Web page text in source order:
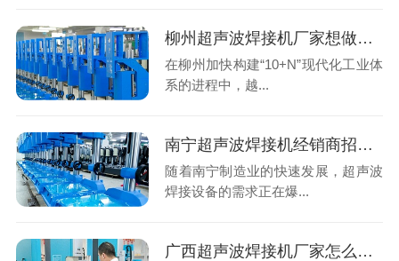
柳州超声波焊接机厂家想做自有品牌？声峰超声波ODM/OEM为您赋能
在柳州加快构建“10+N”现代化工业体
系的进程中，越...
南宁超声波焊接机经销商招募，声峰源头工厂诚邀邕城合伙人
随着南宁制造业的快速发展，超声波
焊接设备的需求正在爆...
广西超声波焊接机厂家怎么选？声峰超声波用实力说话